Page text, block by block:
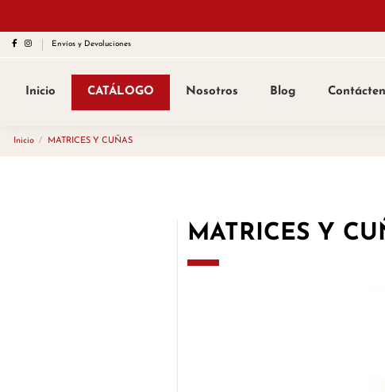
Envíos y Devoluciones
Inicio CATÁLOGO Nosotros Blog
Inicio MATRICES Y CUÑAS
MATRICES Y